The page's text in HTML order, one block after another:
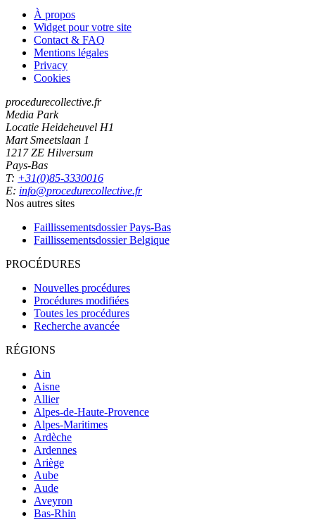
À propos
Widget pour votre site
Contact & FAQ
Mentions légales
Privacy
Cookies
procedurecollective.fr
Media Park
Locatie Heideheuvel H1
Mart Smeetslaan 1
1217 ZE Hilversum
Pays-Bas
T: +31(0)85-3330016
E: info@procedurecollective.fr
Nos autres sites
Faillissementsdossier Pays-Bas
Faillissementsdossier Belgique
PROCÉDURES
Nouvelles procédures
Procédures modifiées
Toutes les procédures
Recherche avancée
RÉGIONS
Ain
Aisne
Allier
Alpes-de-Haute-Provence
Alpes-Maritimes
Ardèche
Ardennes
Ariège
Aube
Aude
Aveyron
Bas-Rhin